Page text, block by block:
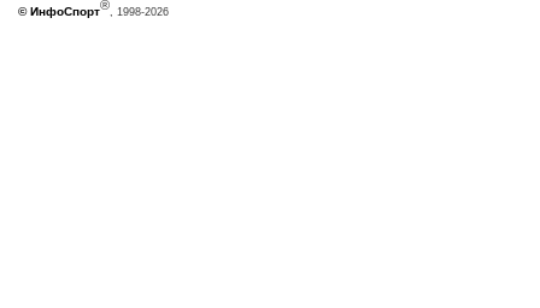
© ИнфоСпорт®
, 1998-2026